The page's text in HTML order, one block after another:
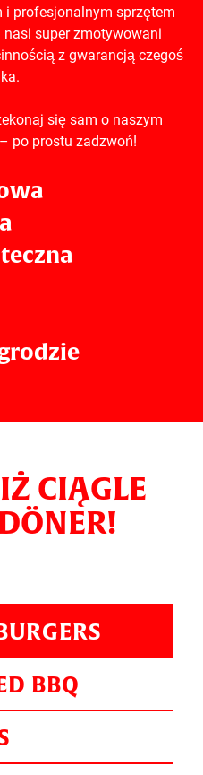
i profesjonalnym sprzętem
super zmotywowani
z gwarancją czegoś
się sam o naszym
po prostu zadzwoń!
CIĄGLE
BBQ